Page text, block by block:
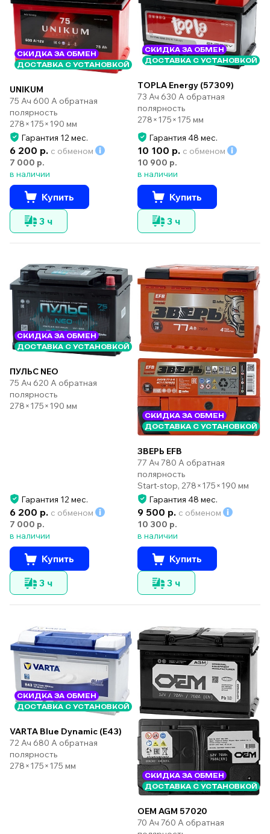
СКИДКА ЗА ОБМЕН
ДОСТАВКА С УСТАНОВКОЙ
UNIKUM
75 Ач 600 А обратная
полярность
278×175×190 мм
Гарантия 12 мес.
6 200 р. с обменом
7 000 р.
в наличии
Купить
3 ч
СКИДКА ЗА ОБМЕН
ДОСТАВКА С УСТАНОВКОЙ
TOPLA Energy (57309)
73 Ач 630 А обратная
полярность
278×175×175 мм
Гарантия 48 мес.
10 100 р. с обменом
10 900 р.
в наличии
Купить
3 ч
СКИДКА ЗА ОБМЕН
ДОСТАВКА С УСТАНОВКОЙ
ПУЛЬС NEO
75 Ач 620 А обратная
полярность
278×175×190 мм
Гарантия 12 мес.
6 200 р. с обменом
7 000 р.
в наличии
Купить
3 ч
СКИДКА ЗА ОБМЕН
ДОСТАВКА С УСТАНОВКОЙ
ЗВЕРЬ EFB
77 Ач 780 А обратная
полярность
Start-stop, 278×175×190 мм
Гарантия 48 мес.
9 500 р. с обменом
10 300 р.
в наличии
Купить
3 ч
СКИДКА ЗА ОБМЕН
ДОСТАВКА С УСТАНОВКОЙ
VARTA Blue Dynamic (E43)
72 Ач 680 А обратная
полярность
278×175×175 мм
СКИДКА ЗА ОБМЕН
ДОСТАВКА С УСТАНОВКОЙ
OEM AGM 57020
70 Ач 760 А обратная